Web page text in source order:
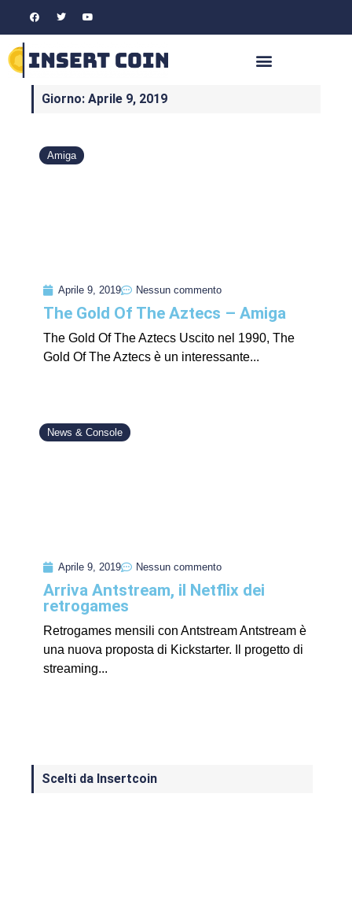
Giorno: Aprile 9, 2019
Amiga
Aprile 9, 2019 Nessun commento
The Gold Of The Aztecs – Amiga
The Gold Of The Aztecs Uscito nel 1990, The
Gold Of The Aztecs è un interessante...
News & Console
Aprile 9, 2019 Nessun commento
Arriva Antstream, il Netflix dei
retrogames
Retrogames mensili con Antstream Antstream è
una nuova proposta di Kickstarter. Il progetto di
streaming...
Scelti da Insertcoin